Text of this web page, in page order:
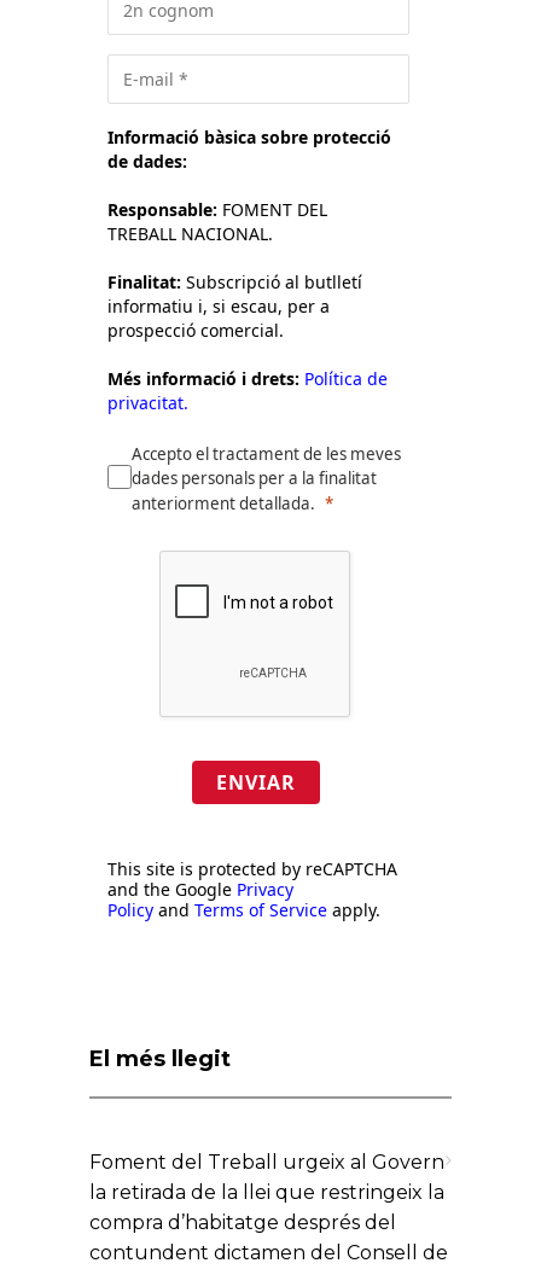
Informació bàsica sobre protecció
de dades:
Responsable: FOMENT DEL
TREBALL NACIONAL.
Finalitat: Subscripció al butlletí
informatiu i, si escau, per a
prospecció comercial.
Més informació i drets: Política de
privacitat.
Accepto el tractament de les meves
dades personals per a la finalitat
anteriorment detallada.
ENVIAR
This site is protected by reCAPTCHA
and the Google Privacy
Policy and Terms of Service apply.
El més llegit
Foment del Treball urgeix al Govern
la retirada de la llei que restringeix la
compra d’habitatge després del
contundent dictamen del Consell de